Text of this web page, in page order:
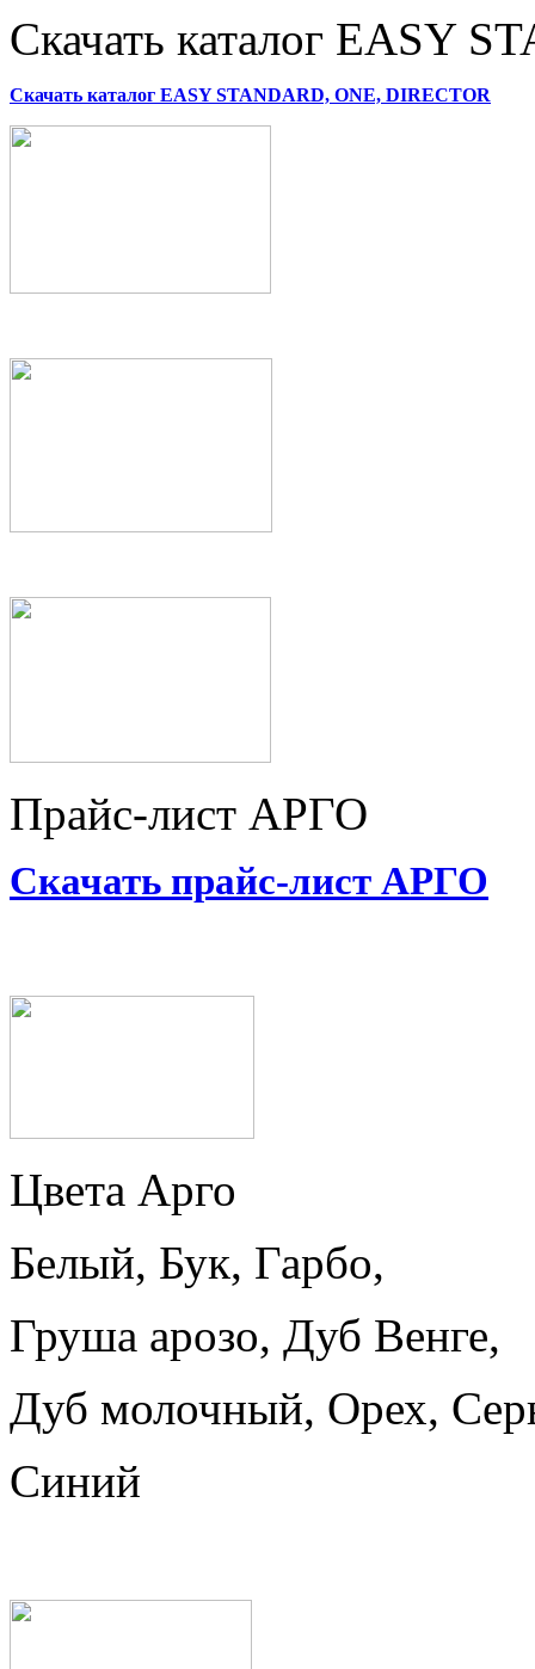
Скачать каталог EASY
Скачать каталог EASY STANDARD, ONE, DIRECTOR
Прайс-лист АРГО
Скачать прайс-лист АРГО
Цвета Арго
Белый, Бук, Гарбо,
Груша арозо, Дуб Венге,
Дуб молочный, Орех,
Синий